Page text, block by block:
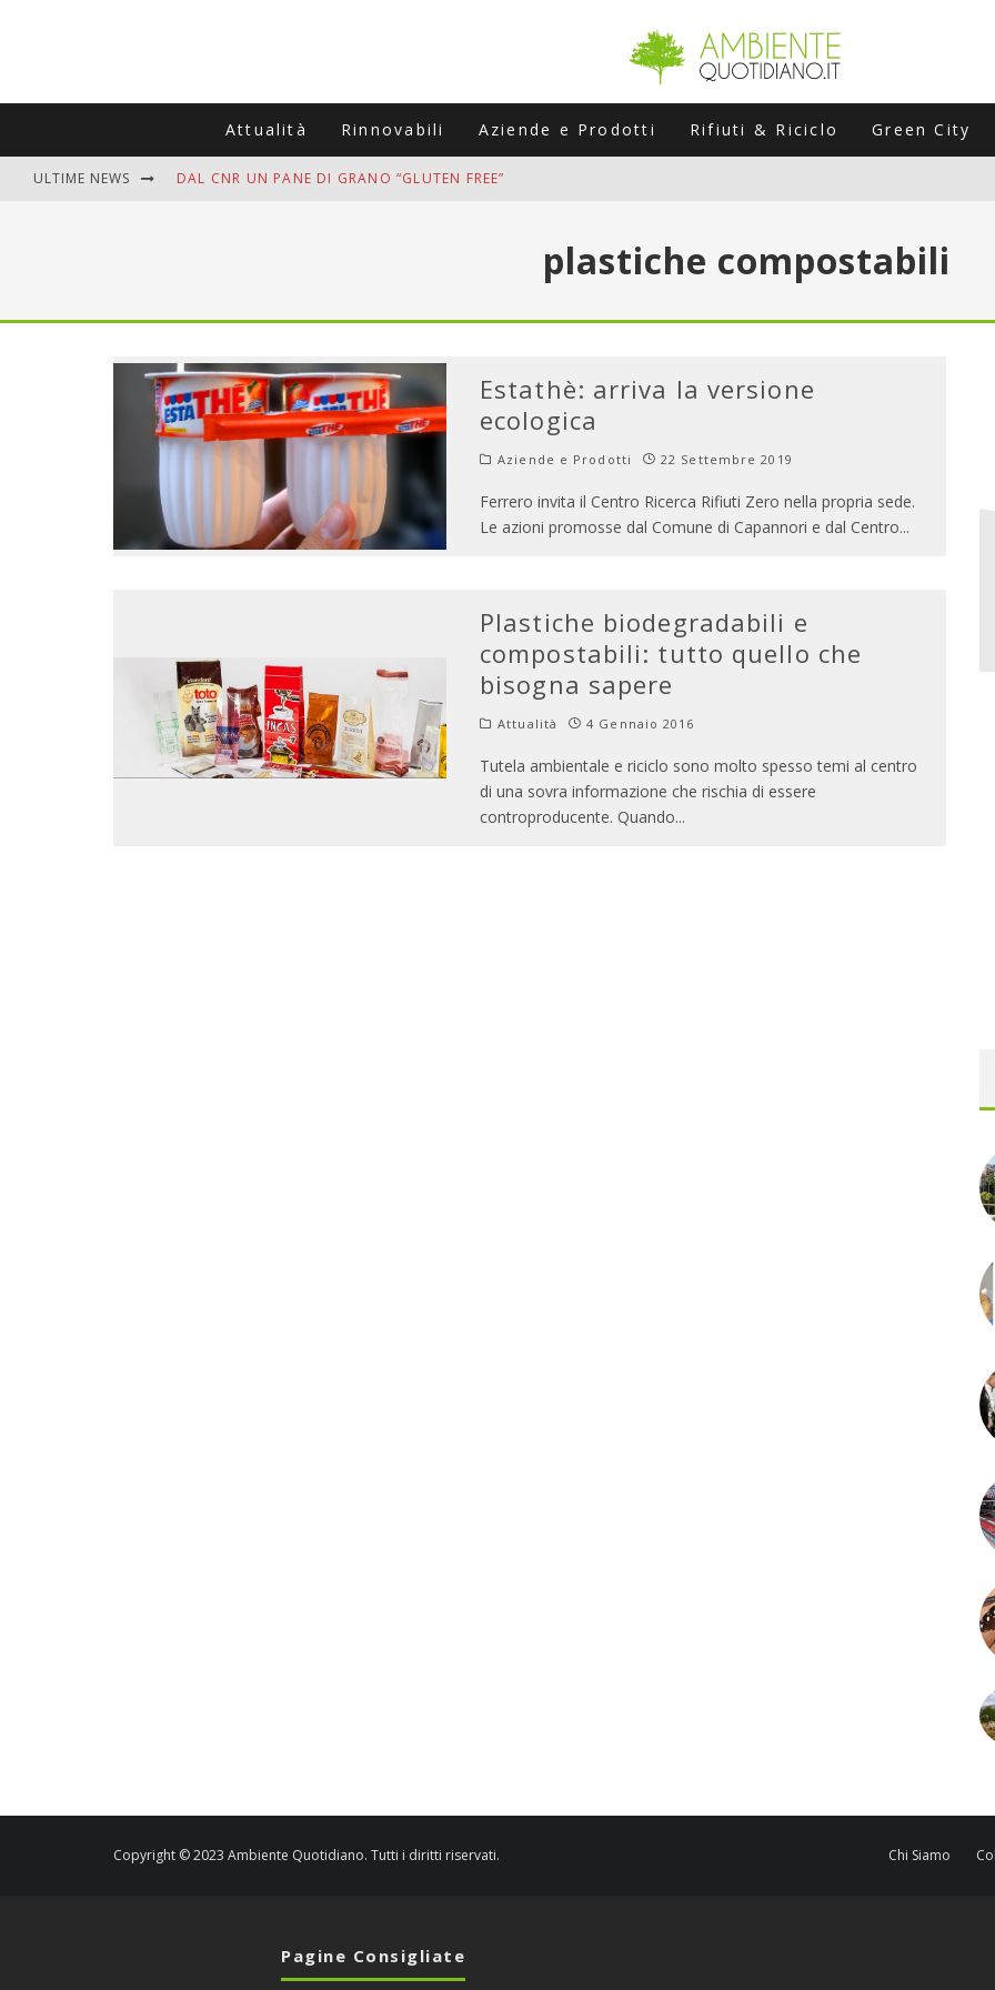
Attualità Rinnovabili Aziende e Prodotti Rifiuti & Riciclo Green City
ULTIME NEWS DAL CNR UN PANE DI GRANO “GLUTEN FREE”
MUTTI ASSUME A OLIVETO CITRA 400 COLLABORATORI STAGIONALIplastiche compostabili
Estathè: arriva la versione
ecologica
Aziende e Prodotti 22 Settembre 2019
Ferrero invita il Centro Ricerca Rifiuti Zero nella propria sede.
Le azioni promosse dal Comune di Capannori e dal Centro...
Plastiche biodegradabili e
compostabili: tutto quello che
bisogna sapere
Attualità 4 Gennaio 2016
Tutela ambientale e riciclo sono molto spesso temi al centro
di una sovra informazione che rischia di essere
controproducente. Quando...
Copyright © 2023 Ambiente Quotidiano. Tutti i diritti riservati. Chi Siamo
Pagine Consigliate